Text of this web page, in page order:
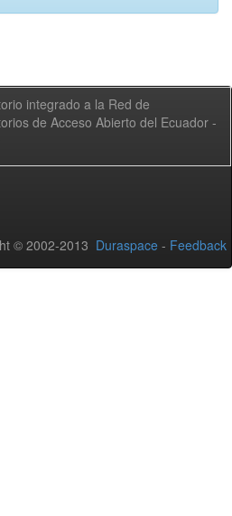
integrado a la Red de
de Acceso Abierto del Ecuador -
© 2002-2013 Duraspace - Feedback